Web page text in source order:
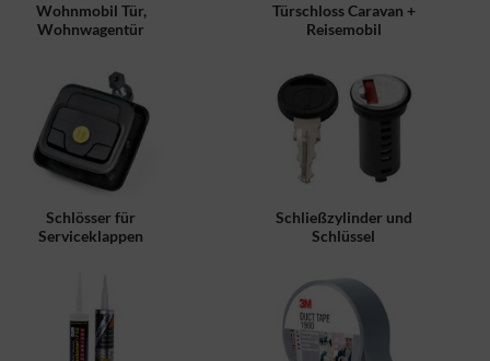
Wohnmobil Tür,
Wohnwagentür
Türschloss Caravan +
Reisemobil
Schlösser für
Serviceklappen
Schließzylinder und
Schlüssel